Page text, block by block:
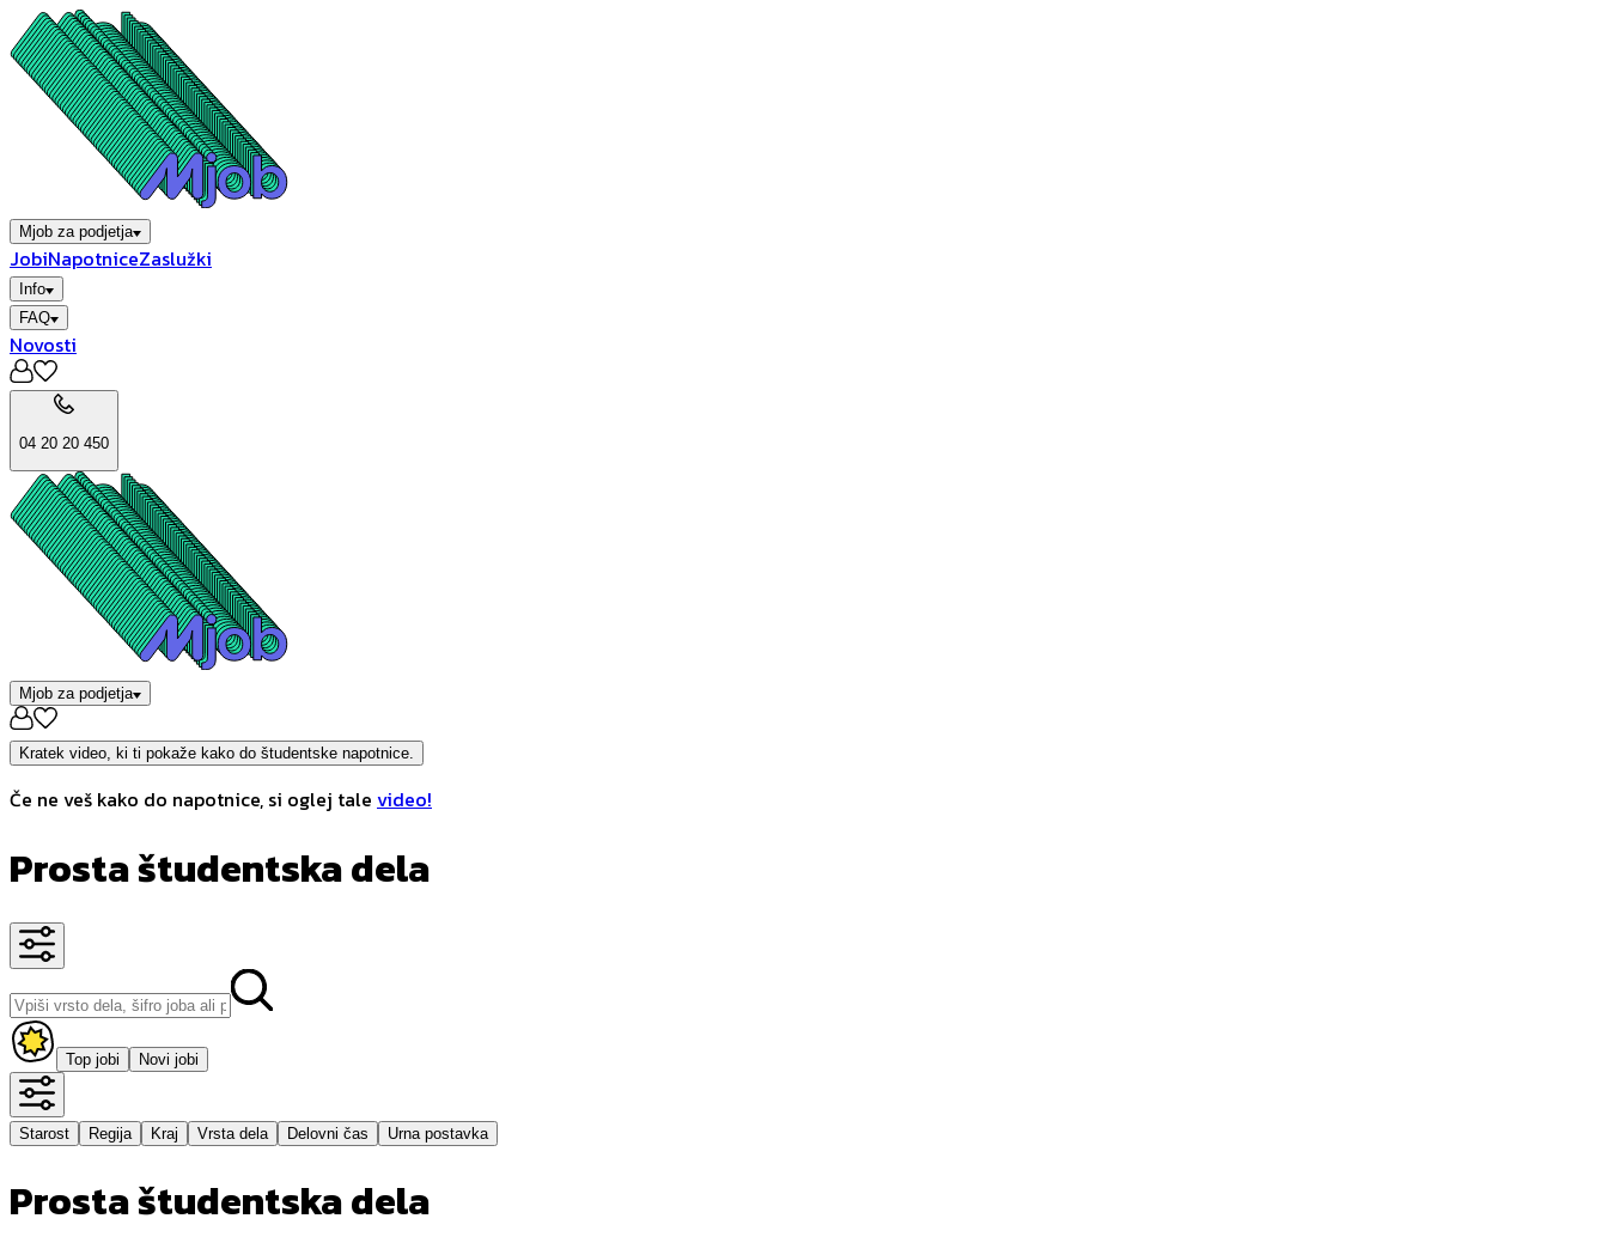
Mjob za podjetja
JobiNapotniceZaslužki
Info
FAQ
Novosti
04 20 20 450
Mjob za podjetja
Kratek video, ki ti pokaže kako do študentske napotnice.
Če ne veš kako do napotnice, si oglej tale video!
Prosta študentska dela
Top jobi Novi jobi
Starost Regija Kraj Vrsta dela Delovni čas Urna postavka
Prosta študentska dela